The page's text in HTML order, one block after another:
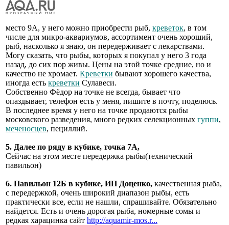
место 9А, у него можно приобрести рыб, креветок, в том
числе для микро-аквариумов, ассортимент очень хороший,
рыб, насколько я знаю, он передерживает с лекарствами.
Могу сказать, что рыбы, которых я покупал у него 3 года
назад, до сих пор живы. Цены на этой точке средние, но и
качество не хромает. Креветки бывают хорошего качества,
иногда есть креветки Сулавеси.
Собственно Фёдор на точке не всегда, бывает что
опаздывает, телефон есть у меня, пишите в почту, поделюсь.
В последнее время у него на точке продаются рыбы
московского разведения, много редких селекционных гуппи,
меченосцев, пециллий.
5. Далее по ряду в кубике, точка 7А,
Сейчас на этом месте передержка рыбы(технический
павильон)
6. Павильон 12Б в кубике, ИП Доценко, качественная рыба,
с передержкой, очень широкий диапазон рыбы, есть
практически все, если не нашли, спрашивайте. Обязательно
найдется. Есть и очень дорогая рыба, номерные сомы и
редкая харацинка сайт http://aquamir-mos.r...